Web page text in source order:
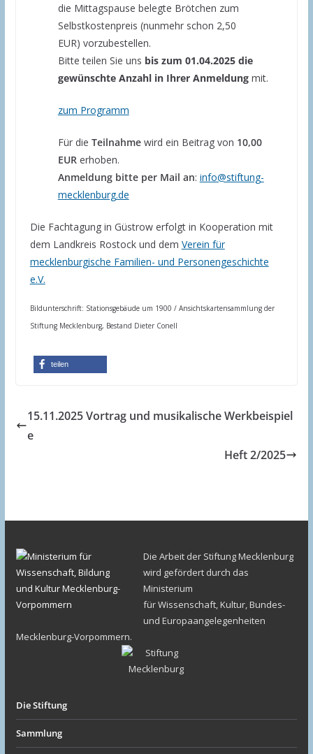
die Mittagspause belegte Brötchen zum
Selbstkostenpreis (nunmehr schon 2,50
EUR) vorzubestellen.
Bitte teilen Sie uns bis zum 01.04.2025 die
gewünschte Anzahl in Ihrer Anmeldungmit.
zum Programm
Für die Teilnahmewird ein Beitrag von 10,00
EURerhoben.
Anmeldung bitte per Mail an: info@stiftung-
mecklenburg.de
Die Fachtagung in Güstrow erfolgt in Kooperation mit
dem Landkreis Rostock und dem Verein für
mecklenburgische Familien- und Personengeschichte
e.V.
Bildunterschrift: Stationsgebäude um 1900 / Ansichtskartensammlung der
Stiftung Mecklenburg, Bestand Dieter Conell
teilen
15.11.2025 Vortrag und musikalische Werkbeispiel
e
Heft 2/2025
Die Arbeit der Stiftung Mecklenburg
wird gefördert durch das
Ministerium
für Wissenschaft, Kultur, Bundes-
und Europaangelegenheiten
Mecklenburg-Vorpommern.
Die Stiftung
Sammlung